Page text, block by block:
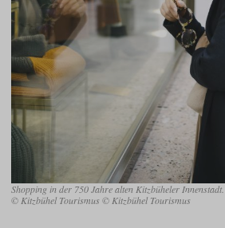
Shopping in der 750 Jahre alten Kitzbüheler Innenstadt.
© Kitzbühel Tourismus © Kitzbühel Tourismus